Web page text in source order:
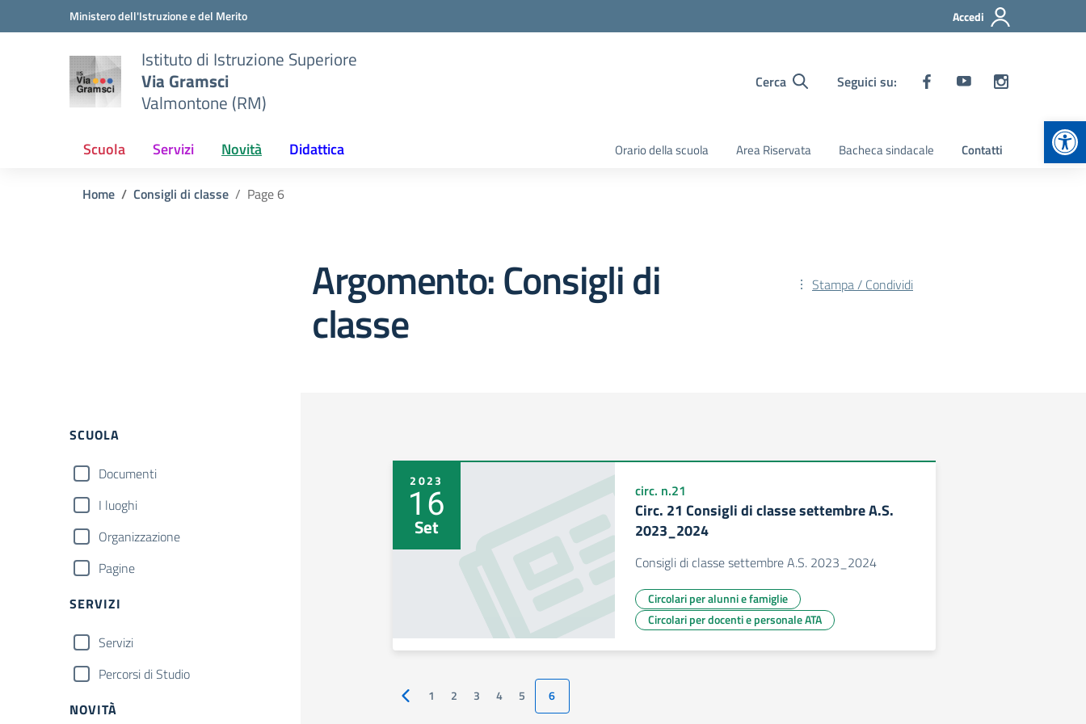
Vai ai contenuti
Vai al menu di navigazioneMinistero dell'Istruzione e del Merito Accedi
Istituto di Istruzione Superiore
Via Gramsci
Valmontone (RM)
Cerca Seguici su:
Scuola Servizi Novità Didattica Orario della scuola Area Riservata Bacheca sindacale Contatti
Home Consigli di classe Page 6
Argomento: Consigli di
classe
Stampa / Condividi
Filtri
SCUOLA
Documenti
I luoghi
Organizzazione
Pagine
SERVIZI
Servizi
Percorsi di Studio
NOVITÀ
2023
16
Set
circ. n.21
Circ. 21 Consigli di classe settembre A.S.
2023_2024
Consigli di classe settembre A.S. 2023_2024
Circolari per alunni e famiglie
Circolari per docenti e personale ATA
Pagina precedente
1 2 3 4 5 6